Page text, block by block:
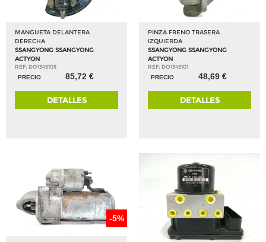
MANGUETA DELANTERA
DERECHA
SSANGYONG SSANGYONG
ACTYON
REF: DO1345105
PRECIO
85,72 €
DETALLES
PINZA FRENO TRASERA
IZQUIERDA
SSANGYONG SSANGYONG
ACTYON
REF: DO1345101
PRECIO
48,69 €
DETALLES
-5%